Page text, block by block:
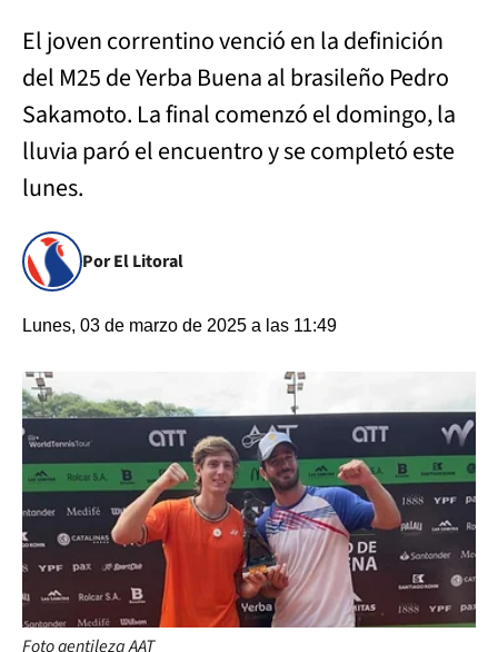
El joven correntino venció en la definición
del M25 de Yerba Buena al brasileño Pedro
Sakamoto. La final comenzó el domingo, la
lluvia paró el encuentro y se completó este
lunes.
Por El Litoral
Lunes, 03 de marzo de 2025 a las 11:49
Foto gentileza AAT